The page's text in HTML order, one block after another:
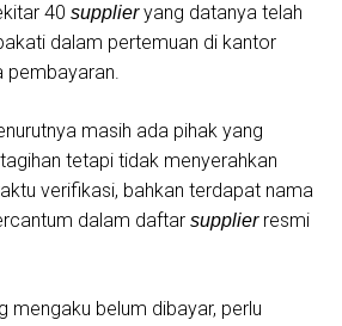
40 supplieryang datanya telah
dalam pertemuan di kantor
pembayaran.
masih ada pihak yang
tetapi tidak menyerahkan
verifikasi, bahkan terdapat nama
dalam daftar supplierresmi
mengaku belum dibayar, perlu